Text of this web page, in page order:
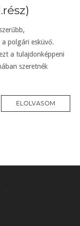
polgári esküvő.
a tulajdonképpeni
szeretnék
ELOLVASOM